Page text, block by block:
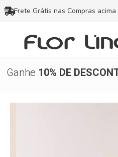
Ir
para
conteúdo
Frete Grátis nas Compras
Ganhe 10% DE